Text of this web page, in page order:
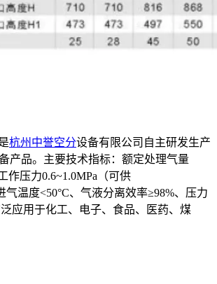
杭州中誉空分设备有限公司自主研发生产
产品。主要技术指标：额定处理气量
作压力0.6~1.0MPa（可供
气温度<50°C、气液分离效率≥98%、压力
应用于化工、电子、食品、医药、煤